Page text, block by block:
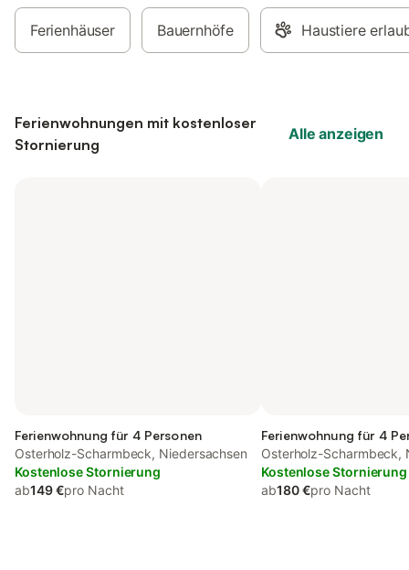
Ferienhäuser Bauernhöfe Haustiere
Ferienwohnungen mit kostenloser
Stornierung
Alle anzeigen
Ferienwohnung für 4 Personen
Osterholz-Scharmbeck, Niedersachsen
Kostenlose Stornierung
ab149 €pro Nacht
Ferienwohnung für 4
Osterholz-Scharmbeck,
Kostenlose Stornierung
ab180 €pro Nacht